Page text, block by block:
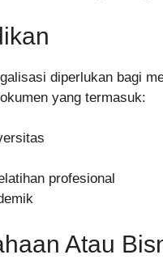
diperlukan bagi
yang termasuk:
profesional
Atau